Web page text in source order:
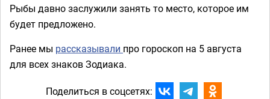
Рыбы давно заслужили занять то место, которое им
будет предложено.
Ранее мы рассказывали про гороскоп на 5 августа
для всех знаков Зодиака.
Поделиться в соцсетях: